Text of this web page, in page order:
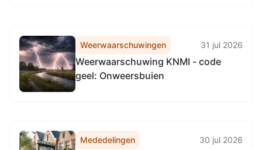
Weerwaarschuwingen 31 jul 2026
Weerwaarschuwing KNMI - code
geel: Onweersbuien
Mededelingen 30 jul 2026